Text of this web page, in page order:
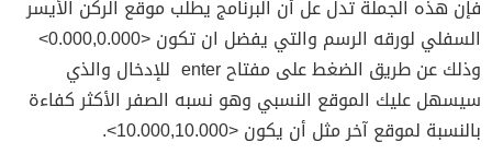
فإن هذه الجملة تدل عل أن البرنامج يطلب موقع الركن الأيسر
السفلي لورقه الرسم والتي يفضل ان تكون <0.000,0.000>
وذلك عن طريق الضغط على مفتاح enter للإدخال والذي
سيسهل عليك الموقع النسبي وهو نسبه الصفر الأكثر كفاءة
بالنسبة لموقع آخر مثل أن يكون <10.000,10.000>.